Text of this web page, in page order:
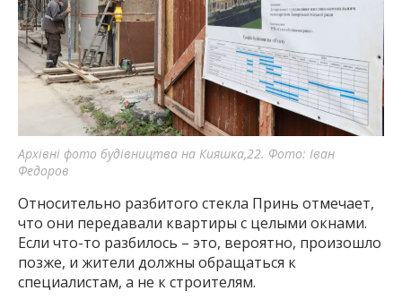
Архівні фото будівництва на Кияшка,22. Фото: Іван
Федоров
Относительно разбитого стекла Принь отмечает,
что они передавали квартиры с целыми окнами.
Если что-то разбилось – это, вероятно, произошло
позже, и жители должны обращаться к
специалистам, а не к строителям.